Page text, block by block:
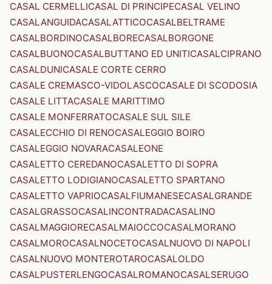
CASAL CERMELLICASAL DI PRINCIPECASAL VELINO
CASALANGUIDACASALATTICOCASALBELTRAME
CASALBORDINOCASALBORECASALBORGONE
CASALBUONOCASALBUTTANO ED UNITICASALCIPRANO
CASALDUNICASALE CORTE CERRO
CASALE CREMASCO-VIDOLASCOCASALE DI SCODOSIA
CASALE LITTACASALE MARITTIMO
CASALE MONFERRATOCASALE SUL SILE
CASALECCHIO DI RENOCASALEGGIO BOIRO
CASALEGGIO NOVARACASALEONE
CASALETTO CEREDANOCASALETTO DI SOPRA
CASALETTO LODIGIANOCASALETTO SPARTANO
CASALETTO VAPRIOCASALFIUMANESECASALGRANDE
CASALGRASSOCASALINCONTRADACASALINO
CASALMAGGIORECASALMAIOCCOCASALMORANO
CASALMOROCASALNOCETOCASALNUOVO DI NAPOLI
CASALNUOVO MONTEROTAROCASALOLDO
CASALPUSTERLENGOCASALROMANOCASALSERUGO